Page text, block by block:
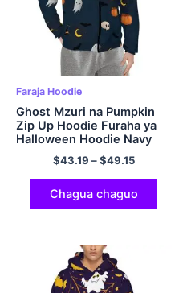
Faraja Hoodie
Ghost Mzuri na Pumpkin
Zip Up Hoodie Furaha ya
Halloween Hoodie Navy
Polyester Sweatshirt na
Mifuko$43.19 –$49.15
Chagua chaguo